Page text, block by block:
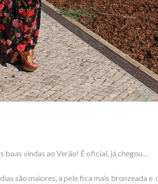
boas vindas ao Verão! É oficial, já chegou…
são maiores, a pele fica mais bronzeada